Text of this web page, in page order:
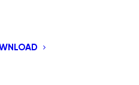
acțiuni. Acestea sunt
comutator adaptiv
G-Switch.